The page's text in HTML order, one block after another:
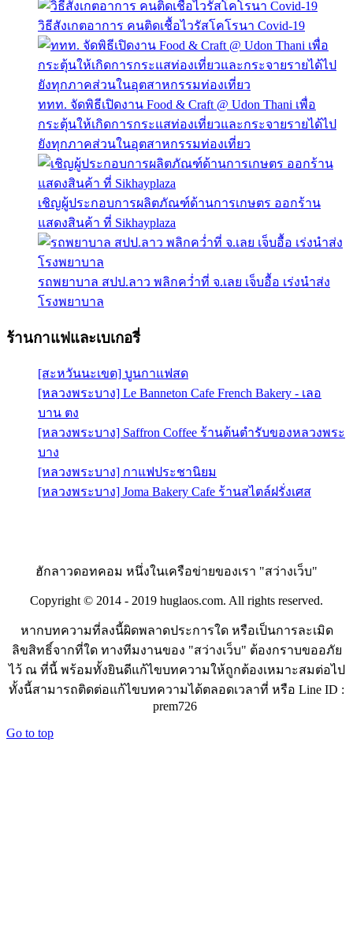
วิธีสังเกตอาการ คนติดเชื้อไวรัสโคโรนา Covid-19
ททท. จัดพิธีเปิดงาน Food & Craft @ Udon Thani เพื่อ
กระตุ้นให้เกิดการกระแสท่องเที่ยวและกระจายรายได้ไป
ยังทุกภาคส่วนในอุตสาหกรรมท่องเที่ยว
เชิญผู้ประกอบการผลิตภัณฑ์ด้านการเกษตร ออกร้าน
แสดงสินค้า ที่ Sikhayplaza
รถพยาบาล สปป.ลาว พลิกคว่ำที่ จ.เลย เจ็บอื้อ เร่งนำส่ง
โรงพยาบาล
ร้านกาแฟและเบเกอรี่
[สะหวันนะเขต] บูนกาแฟสด
[หลวงพระบาง] Le Banneton Cafe French Bakery - เลอ
บาน ตง
[หลวงพระบาง] Saffron Coffee ร้านต้นตำรับของหลวงพระ
บาง
[หลวงพระบาง] กาแฟประชานิยม
[หลวงพระบาง] Joma Bakery Cafe ร้านสไตล์ฝรั่งเศส
ฮักลาวดอทคอม หนึ่งในเครือข่ายของเรา "สว่างเว็บ"
Copyright © 2014 - 2019 huglaos.com. All rights reserved.
หากบทความที่ลงนี้ผิดพลาดประการใด หรือเป็นการละเมิด
ลิขสิทธิ์จากที่ใด ทางทีมงานของ "สว่างเว็บ" ต้องกราบขออภัย
ไว้ ณ ที่นี้ พร้อมทั้งยินดีแก้ไขบทความให้ถูกต้องเหมาะสมต่อไป
ทั้งนี้สามารถติดต่อแก้ไขบทความได้ตลอดเวลาที่ หรือ Line ID :
prem726
Go to top